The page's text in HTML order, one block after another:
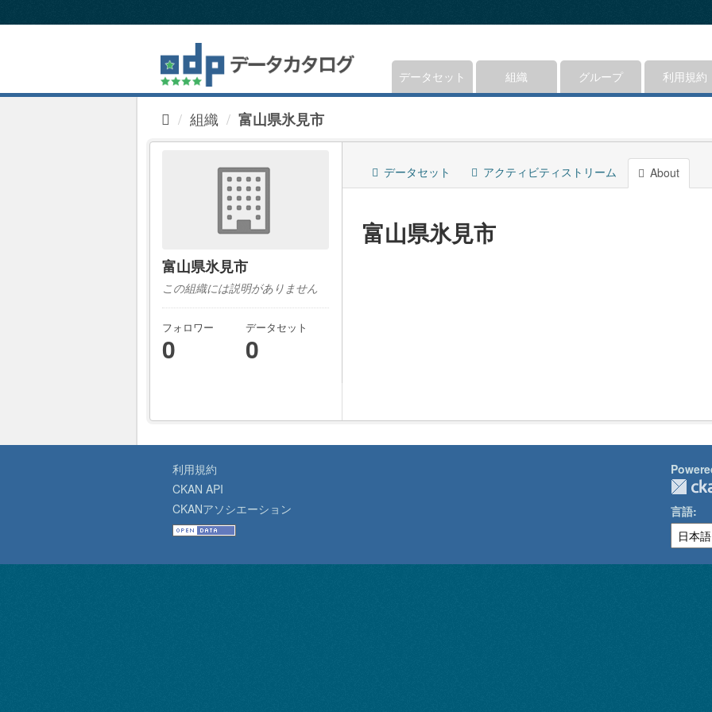
キ
データセット 組織 グループ 利用規約
組織 富山県氷見市
富山県氷見市
この組織には説明がありません
フォロワー
0
データセット
0
データセット アクティビティストリーム About
富山県氷見市
利用規約
CKAN API
CKANアソシエーション
言語